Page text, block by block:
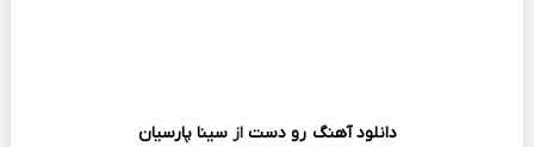
دانلود آهنگ رو دست ازسینا پارسیان